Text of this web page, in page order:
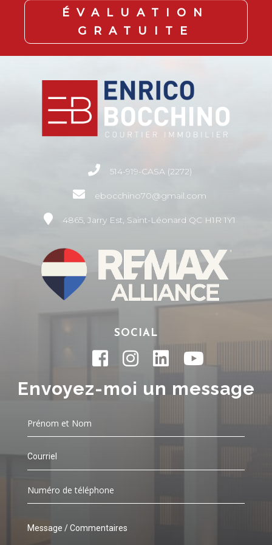
ÉVALUATION
GRATUITE
514-919-CASA (2272)
ebocchino70@gmail.com
4865, Jarry Est, Saint-Léonard QC H1R 1Y1
SOCIAL
Envoyez-moi un message